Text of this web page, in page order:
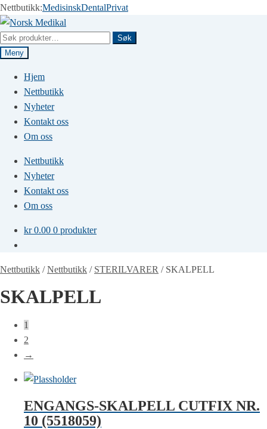
Nettbutikk:MedisinskDentalPrivat
Hopp
til
navigasjon
Hopp
til
innhold
Søk
etter:
Søk
Meny
Hjem
Nettbutikk
Nyheter
Kontakt oss
Om oss
Nettbutikk
Nyheter
Kontakt oss
Om oss
kr0.00 0 produkter
Nettbutikk /Nettbutikk / STERILVARER / SKALPELL
SKALPELL
1
2
→
ENGANGS-SKALPELL CUTFIX NR.
10 (5518059)